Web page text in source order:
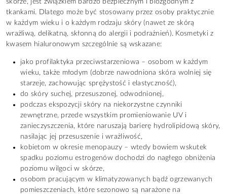
tkankami. Dlatego może być stosowany przez osoby praktycznie
w każdym wieku i o każdym rodzaju skóry (nawet ze skórą
wrażliwą, delikatną, skłonną do alergii i podrażnień). Kosmetyki z
kwasem hialuronowym szczególnie są wskazane:
jako profilaktyka przeciwstarzeniowa – osobom w każdym
wieku, także młodym (dobrze nawodniona skóra wolniej się
starzeje, zachowując sprężystość i elastyczność),
do skóry suchej, przesuszonej, odwodnionej,
podczas ekspozycji skóry na niekorzystne czynniki
zewnętrzne, przede wszystkim promieniowanie UV i
zanieczyszczenia, które naruszają barierę hydrolipidową skóry,
nasilając jej przesuszenie i wrażliwość,
kobietom w okresie menopauzy – wtedy bowiem wskutek
spadku poziomu estrogenów dochodzi do nagłego obniżenia
poziomu wilgoci w skórze,
osobom pracującym w klimatyzowanych bądź ogrzewanych
pomieszczeniach, które sezonowo są narażone na